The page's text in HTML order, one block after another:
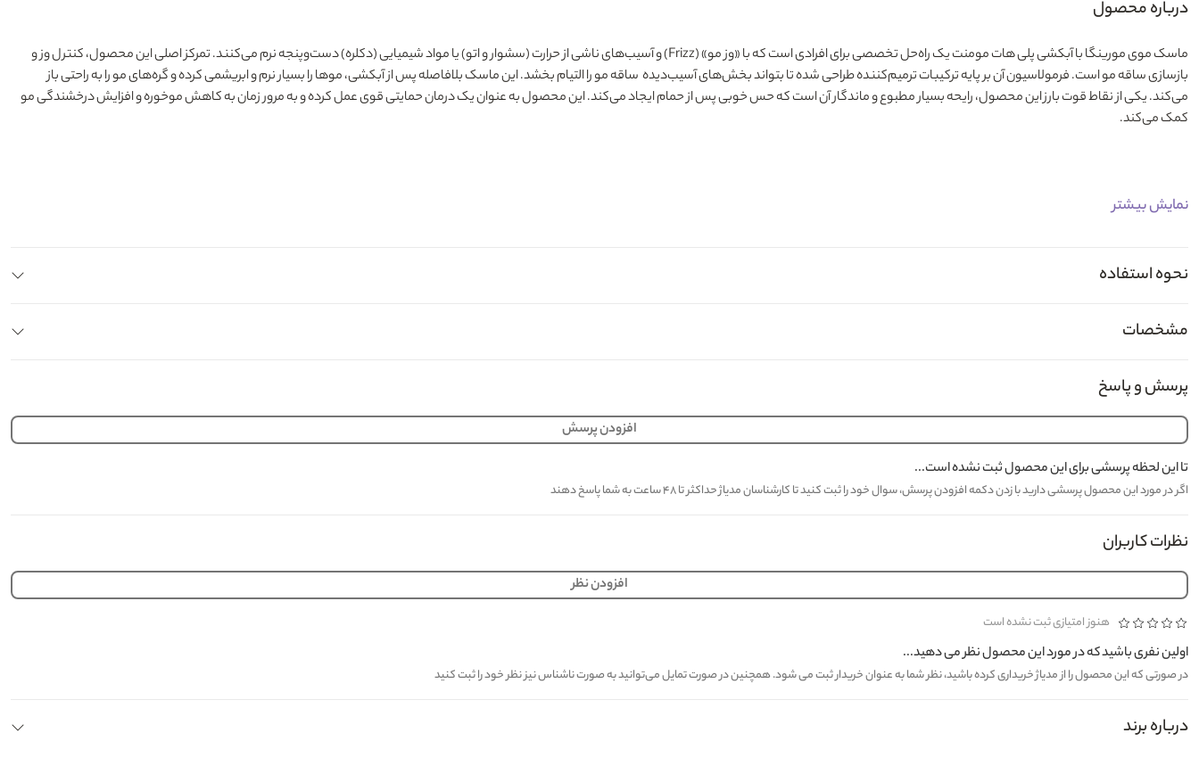
درباره محصول
ماسک موی مورینگا با آبکشی پلی هات مومنت
یک راه‌حل تخصصی برای افرادی است که با «وز مو» (Frizz) و آسیب‌های ناشی از حرارت (سشوار و اتو) یا مواد شیمیایی (دکلره) دست‌وپنجه نرم می‌کنند. تمرکز اصلی این محصول، کنترل وز و
بازسازی ساقه مو است. فرمولاسیون آن بر پایه ترکیبات ترمیم‌کننده طراحی شده تا بتواند بخش‌های آسیب‌دیده ساقه مو را التیام بخشد. این ماسک بلافاصله پس از آبکشی، موها را بسیار نرم و ابریشمی کرده و گره‌های مو را به راحتی باز
می‌کند. یکی از نقاط قوت بارز این محصول، رایحه بسیار مطبوع و ماندگار آن است که حس خوبی پس از حمام ایجاد می‌کند. این محصول به عنوان یک درمان حمایتی قوی عمل کرده و به مرور زمان به کاهش موخوره و افزایش درخشندگی مو
کمک می‌کند.
نمایش بیشتر
نحوه استفاده
مشخصات
پرسش و پاسخ
افزودن پرسش
تا این لحظه پرسشی برای این محصول ثبت نشده است...
اگر در مورد این محصول پرسشی دارید با زدن دکمه افزودن پرسش، سوال خود را ثبت کنید تا کارشناسان مدیاژ حداکثر تا ۴۸ ساعت به شما پاسخ دهند
نظرات کاربران
افزودن نظر
هنوز امتیازی ثبت نشده است
اولین نفری باشید که در مورد این محصول نظر می دهید...
در صورتی که این محصول را از مدیاژ خریداری کرده باشید، نظر شما به عنوان خریدار ثبت می شود. همچنین در صورت تمایل می‌توانید به صورت ناشناس نیز نظر خود را ثبت کنید
درباره برند